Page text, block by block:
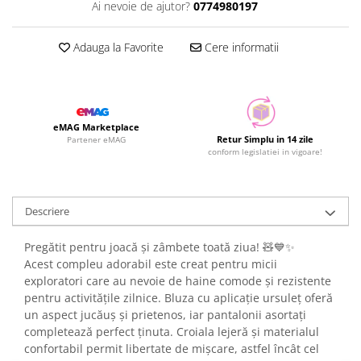
Ai nevoie de ajutor? 0774980197
Adauga la Favorite Cere informatii
eMAG Marketplace
Partener eMAG Retur Simplu in 14 zile
conform legislatiei in vigoare!
Descriere
Pregătit pentru joacă și zâmbete toată ziua! 🧸💙✨
Acest compleu adorabil este creat pentru micii
exploratori care au nevoie de haine comode și rezistente
pentru activitățile zilnice. Bluza cu aplicație ursuleț oferă
un aspect jucăuș și prietenos, iar pantalonii asortați
completează perfect ținuta. Croiala lejeră și materialul
confortabil permit libertate de mișcare, astfel încât cel